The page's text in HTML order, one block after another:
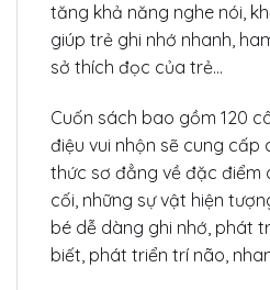
tăng khả năng nghe nói,
giúp trẻ ghi nhớ nhanh,
sở thích đọc của trẻ…
Cuốn sách bao gồm 120
điệu vui nhộn sẽ cung cấp
thức sơ đẳng về đặc điểm
cối, những sự vật hiện
bé dễ dàng ghi nhớ, phát
biết, phát triển trí não,